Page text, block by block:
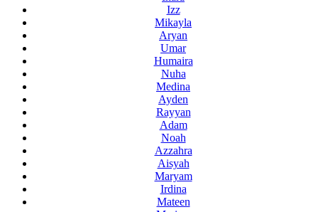
Izz
Mikayla
Aryan
Umar
Humaira
Nuha
Medina
Ayden
Rayyan
Adam
Noah
Azzahra
Aisyah
Maryam
Irdina
Mateen